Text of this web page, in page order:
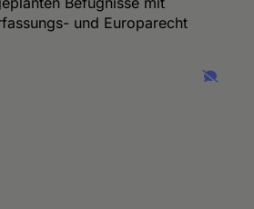
und Europarecht